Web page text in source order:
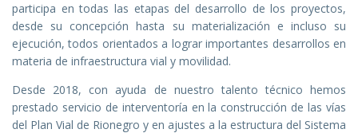
participa en todas las etapas del desarrollo de los proyectos,
desde su concepción hasta su materialización e incluso su
ejecución, todos orientados a lograr importantes desarrollos en
materia de infraestructura vial y movilidad.
Desde 2018, con ayuda de nuestro talento técnico hemos
prestado servicio de interventoría en la construcción de las vías
del Plan Vial de Rionegro y en ajustes a la estructura del Sistema